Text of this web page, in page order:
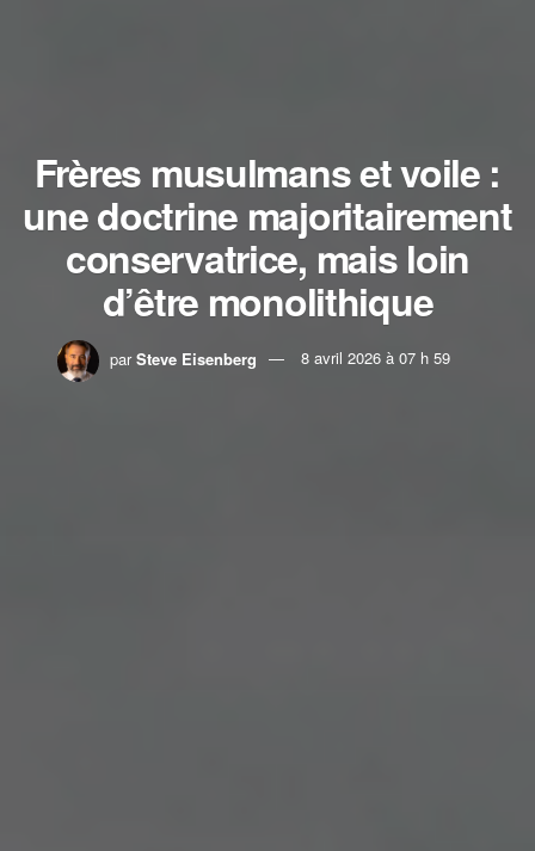
Frères musulmans et voile :
une doctrine majoritairement
conservatrice, mais loin
d’être monolithique
par Steve Eisenberg 8 avril 2026 à 07 h 59